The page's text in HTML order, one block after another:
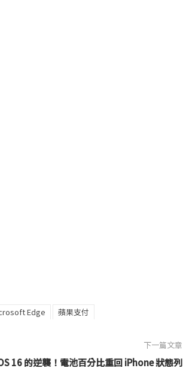
Edge 蘋果支付
下一篇文章
16 的逆襲！電池百分比重回 iPhone 狀態列